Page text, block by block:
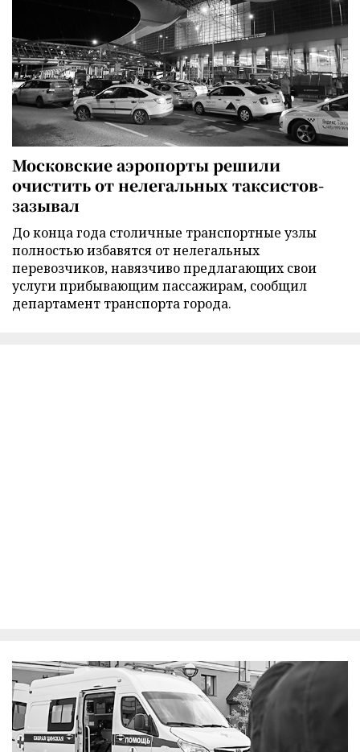
Московские аэропорты решили
очистить от нелегальных таксистов-
зазывал
До конца года столичные транспортные узлы
полностью избавятся от нелегальных
перевозчиков, навязчиво предлагающих свои
услуги прибывающим пассажирам, сообщил
департамент транспорта города.